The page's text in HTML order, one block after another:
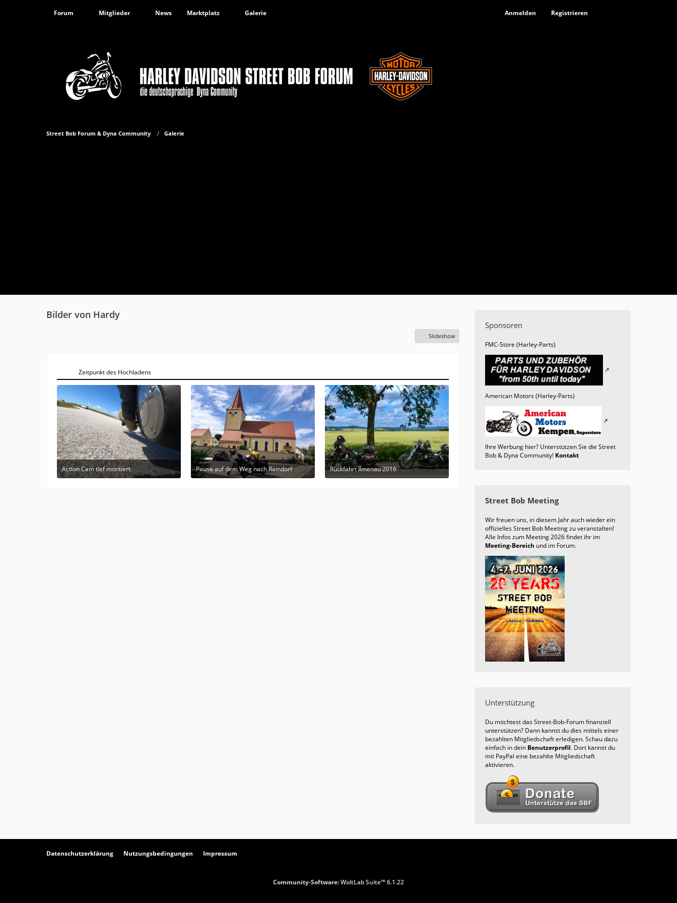
Forum Mitglieder News Marktplatz Galerie Anmelden Registrieren
Street Bob Forum & Dyna Community Galerie
Bilder von Hardy
Slideshow
Zeitpunkt des Hochladens
Action Cam tief montiert
11. September 2023 um 16:33
Pause auf dem Weg nach Raindorf
21. Juni 2019 um 13:27
Rückfahrt Ilmenau 2016
19. März 2019 um 18:22
Sponsoren
FMC-Store (Harley-Parts)
American Motors (Harley-Parts)
Ihre Werbung hier? Unterstützen Sie die Street
Bob & Dyna Community! Kontakt
Street Bob Meeting
Wir freuen uns, in diesem Jahr auch wieder ein
offizielles Street Bob Meeting zu veranstalten!
Alle Infos zum Meeting 2026 findet ihr im
Meeting-Bereich und im Forum.
Unterstützung
Du möchtest das Street-Bob-Forum finanziell
unterstützen? Dann kannst du dies mittels einer
bezahlten Mitgliedschaft erledigen. Schau dazu
einfach in dein Benutzerprofil. Dort kannst du
mit PayPal eine bezahlte Mitgliedschaft
aktivieren.
Datenschutzerklärung Nutzungsbedingungen Impressum
Community-Software:WoltLab Suite™ 6.1.22